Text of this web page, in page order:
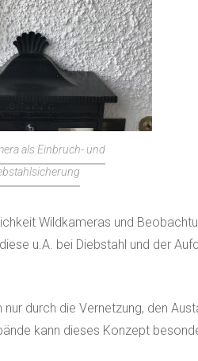
als Einbruch- und
Wildkameras und
u.A. bei Diebstahl und der
durch die Vernetzung, den
kann dieses Konzept